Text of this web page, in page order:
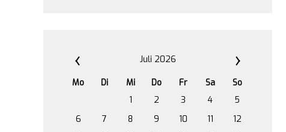
Juli 2026
Mo Di Mi Do Fr Sa
So
1
2 3 4
5
6
7 8 9 10 11
12